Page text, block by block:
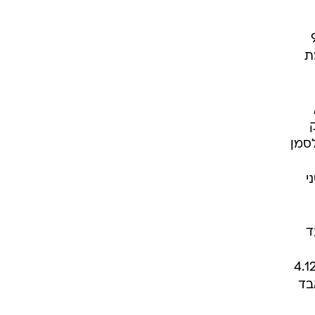
לוי על 95
אחוזים מלאים, ויקטורי שהוזילה ב-5.42 אחוזים, וסאלח דבאח שהוזילה ב-4.12